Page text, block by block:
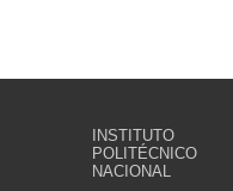
INSTITUTO
POLITÉCNICO
NACIONAL